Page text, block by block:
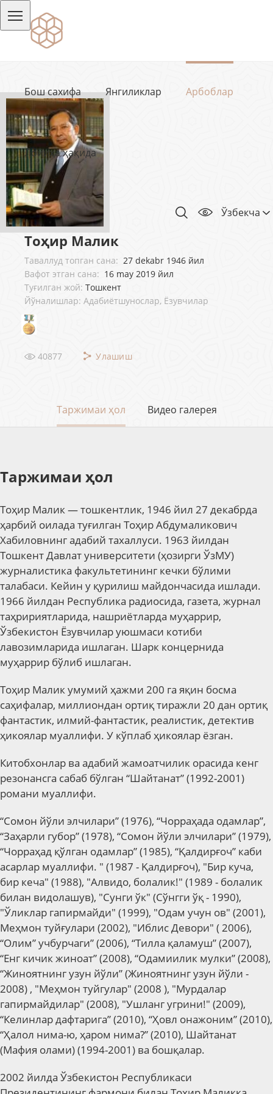
Бош сахифа Янгиликлар Арбоблар
Лойиҳа ҳақида
Ўзбекча
Тоҳир Малик
Таваллуд топган сана: 27 dekabr 1946 йил
Вафот этган сана: 16 may 2019 йил
Туғилган жой: Тошкент
Йўналишлар: Адабиётшунослар, Ёзувчилар
40877 Улашиш
Таржимаи ҳол Видео галерея
Таржимаи ҳол
Тоҳир Малик — тошкентлик, 1946 йил 27 декабрда
ҳарбий оилада туғилган Тоҳир Абдумаликович
Хабиловнинг адабий тахаллуси. 1963 йилдан
Тошкент Давлат университети (ҳозирги ЎзМУ)
журналистика факультетининг кечки бўлими
талабаси. Кейин у қурилиш майдончасида ишлади.
1966 йилдан Республика радиосида, газета, журнал
таҳририятларида, нашриётларда муҳаррир,
Ўзбекистон Ёзувчилар уюшмаси котиби
лавозимларида ишлаган. Шарк концернида
муҳаррир бўлиб ишлаган.
Тоҳир Малик умумий ҳажми 200 га яқин босма
саҳифалар, миллиондан ортиқ тиражли 20 дан ортиқ
фантастик, илмий-фантастик, реалистик, детектив
ҳикоялар муаллифи. У кўплаб ҳикоялар ёзган.
Китобхонлар ва адабий жамоатчилик орасида кенг
резонансга сабаб бўлган “Шайтанат” (1992-2001)
романи муаллифи.
“Сомон йўли элчилари” (1976), “Чорраҳада одамлар”,
“Заҳарли губор” (1978), “Сомон йўли элчилари” (1979),
“Чорраҳад қўлган одамлар” (1985), “Қалдирғоч” каби
асарлар муаллифи. " (1987 - Қалдирғоч), "Бир куча,
бир кеча" (1988), "Алвидо, болалик!" (1989 - болалик
билан видолашув), "Сунги ўк" (Сўнгги ўқ - 1990),
"Ўликлар гапирмайди" (1999), "Одам учун ов" (2001),
Меҳмон туйғулари (2002), "Иблис Девори" ( 2006),
“Олим” учбурчаги” (2006), “Тилла қаламуш” (2007),
“Енг кичик жиноат” (2008), “Одамиилик мулки” (2008),
“Жиноятнинг узун йўли” (Жиноятнинг узун йўли -
2008) , "Меҳмон туйгулар" (2008 ), "Мурдалар
гапирмайдилар" (2008), "Ушланг угрини!" (2009),
“Келинлар дафтарига” (2010), “Ҳовл онажоним” (2010),
“Ҳалол нима-ю, ҳаром нима?” (2010), Шайтанат
(Мафия олами) (1994-2001) ва бошқалар.
2002 йилда Ўзбекистон Республикаси